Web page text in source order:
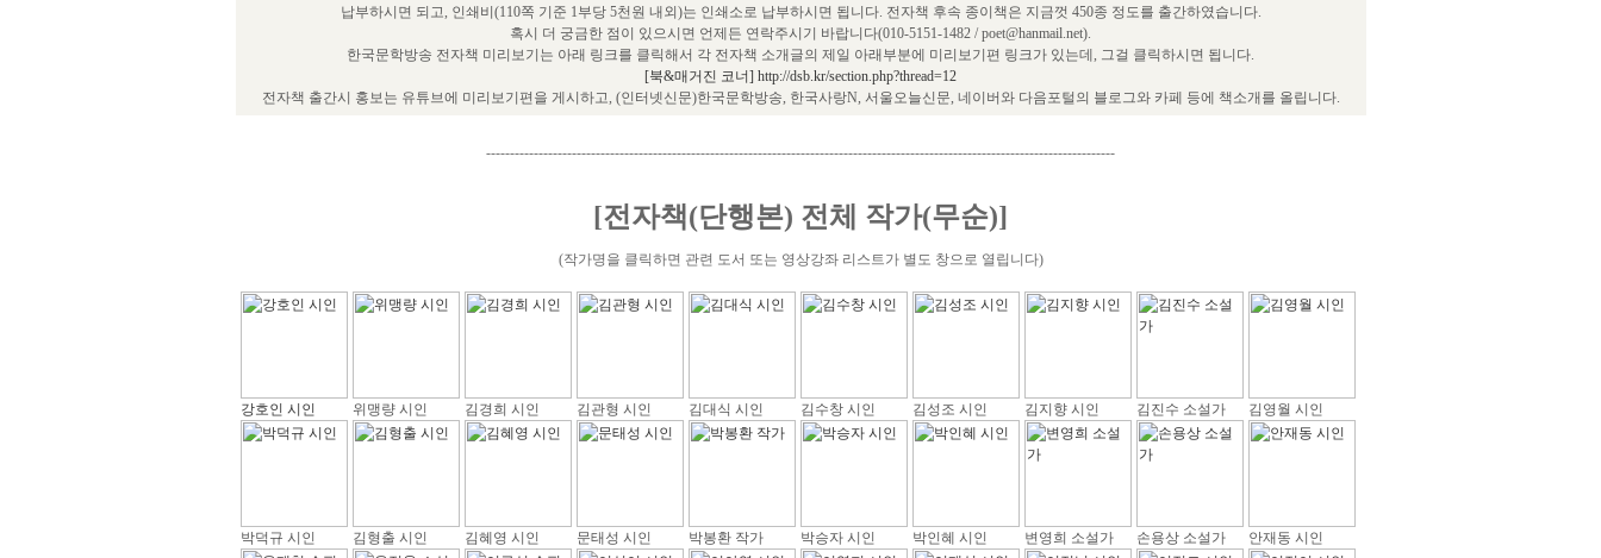
납부하시면 되고, 인쇄비(110쪽 기준 1부당 5천원 내외)는 인쇄소로 납부하시면 됩니다. 전자책 후속 종이책은 지금껏 450종 정도를 출간하였습니다.
혹시 더 궁금한 점이 있으시면 언제든 연락주시기 바랍니다(010-5151-1482 / poet@hanmail.net).
한국문학방송 전자책 미리보기는 아래 링크를 클릭해서 각 전자책 소개글의 제일 아래부분에 미리보기편 링크가 있는데, 그걸 클릭하시면 됩니다.
[북&매거진 코너] http://dsb.kr/section.php?thread=12
전자책 출간시 홍보는 유튜브에 미리보기편을 게시하고, (인터넷신문)한국문학방송, 한국사랑N, 서울오늘신문, 네이버와 다음포털의 블로그와 카페 등에 책소개를 올립니다.
------------------------------------------------------------------------------------------------------------------------------------
[전자책(단행본) 전체 작가(무순)]
(작가명을 클릭하면 관련 도서 또는 영상강좌 리스트가 별도 창으로 열립니다)
강호인 시인 위맹량 시인 김경희 시인 김관형 시인 김대식 시인 김수창 시인 김성조 시인 김지향 시인 김진수 소설가 김영월 시인
박덕규 시인 김형출 시인 김혜영 시인 문태성 시인 박봉환 작가 박승자 시인 박인혜 시인 변영희 소설가 손용상 소설가 안재동 시인